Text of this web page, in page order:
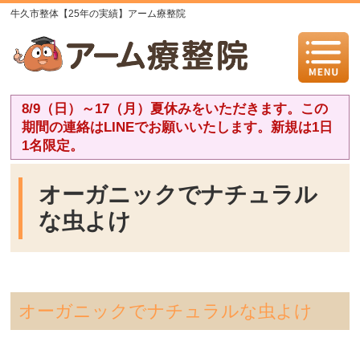
牛久市整体【25年の実績】アーム療整院
8/9（日）～17（月）夏休みをいただきます。この
期間の連絡はLINEでお願いいたします。新規は1日
1名限定。
オーガニックでナチュラル
な虫よけ
オーガニックでナチュラルな虫よけ